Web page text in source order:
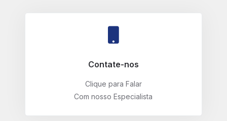
Contate-nos
Clique para Falar
Com nosso Especialista